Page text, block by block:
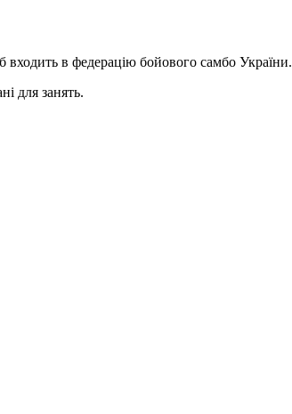
входить в федерацію бойового самбо України.
для занять.